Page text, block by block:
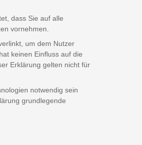
dass Sie auf alle
vornehmen.
um dem Nutzer
keinen Einfluss auf die
Erklärung gelten nicht für
notwendig sein
grundlegende